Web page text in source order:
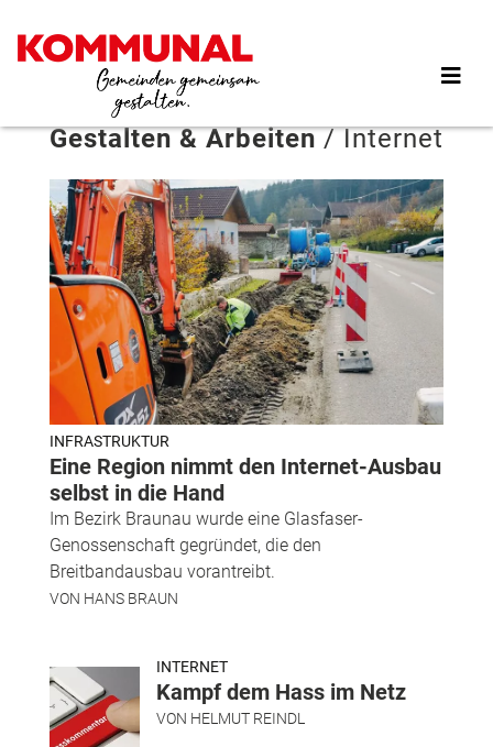
Inhalt
Gestalten & Arbeiten/Internet
INFRASTRUKTUR
Eine Region nimmt den Internet-Ausbau
selbst in die Hand
Im Bezirk Braunau wurde eine Glasfaser-
Genossenschaft gegründet, die den
Breitbandausbau vorantreibt.
VON HANS BRAUN
INTERNET
Kampf dem Hass im Netz
VON HELMUT REINDL